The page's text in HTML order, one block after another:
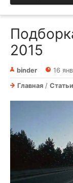
2015
binder 16
Главная / Статьи